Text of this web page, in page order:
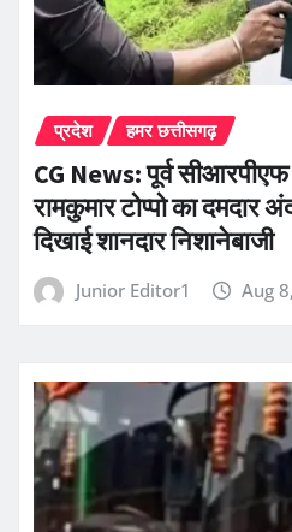
प्रदेश हमर छत्तीसगढ़
CG News: पूर्व
रामकुमार टोप्पो का दमदार
दिखाई शानदार निशानेबाजी
Junior Editor1 Aug